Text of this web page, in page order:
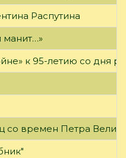
Распутина
к 95-летию со дня
со времен Петра